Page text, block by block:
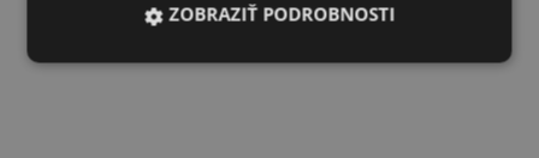
ZOBRAZIŤ PODROBNOSTI